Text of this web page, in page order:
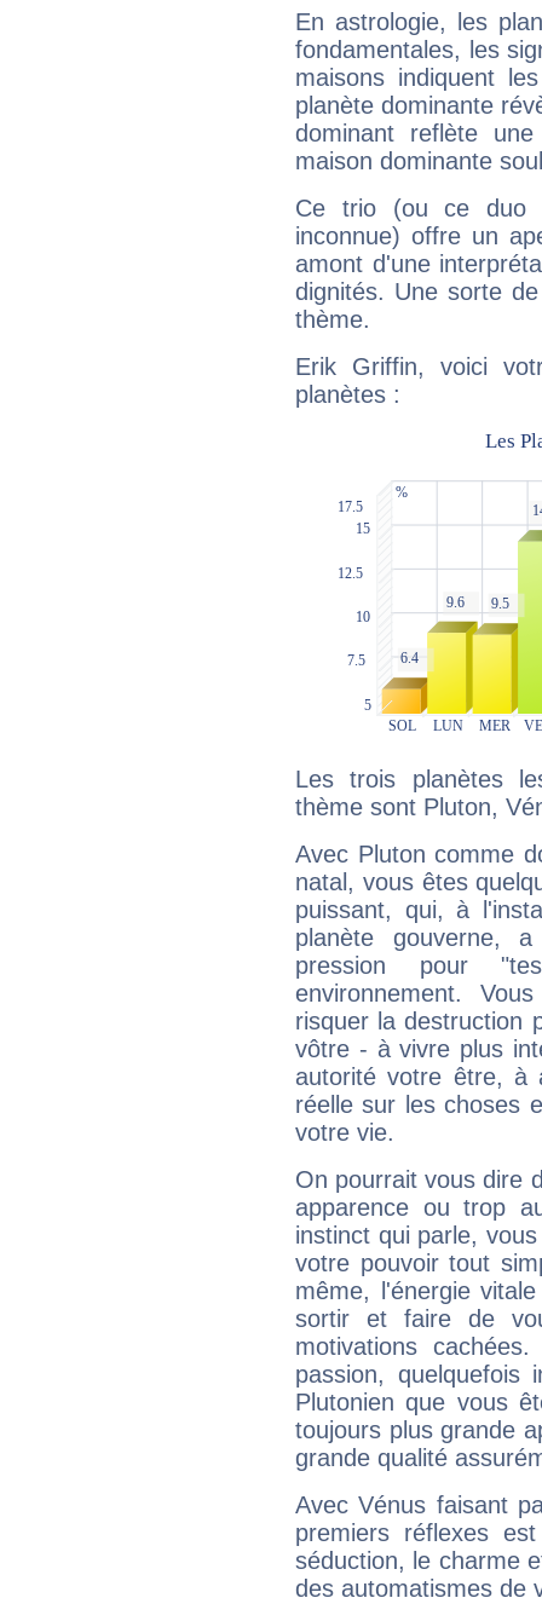
En astrologie, les
fondamentales, les
maisons indiquent
planète dominante
dominant reflète
maison dominante
Ce trio (ou ce duo
inconnue) offre un
amont d'une
dignités. Une sorte
thème.
Erik Griffin, voici
planètes :
Les trois planètes
thème sont Pluton,
Avec Pluton comme
natal, vous êtes
puissant, qui, à
planète gouverne,
pression pour
environnement.
risquer la destruction
vôtre - à vivre plus
autorité votre être, à
réelle sur les choses
votre vie.
On pourrait vous dire
apparence ou trop
instinct qui parle,
votre pouvoir tout
même, l'énergie
sortir et faire de
motivations
passion, quelquefois
Plutonien que vous
toujours plus grande
grande qualité
Avec Vénus faisant
premiers réflexes
séduction, le charme
des automatismes de